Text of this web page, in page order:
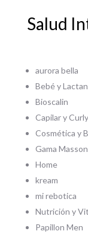
Salud
aurora bella
Bebé y
Bioscalin
Capilar y Curly
Cosmética y
Gama
Home
kream
mi rebotica
Nutrición y
Papillon Men